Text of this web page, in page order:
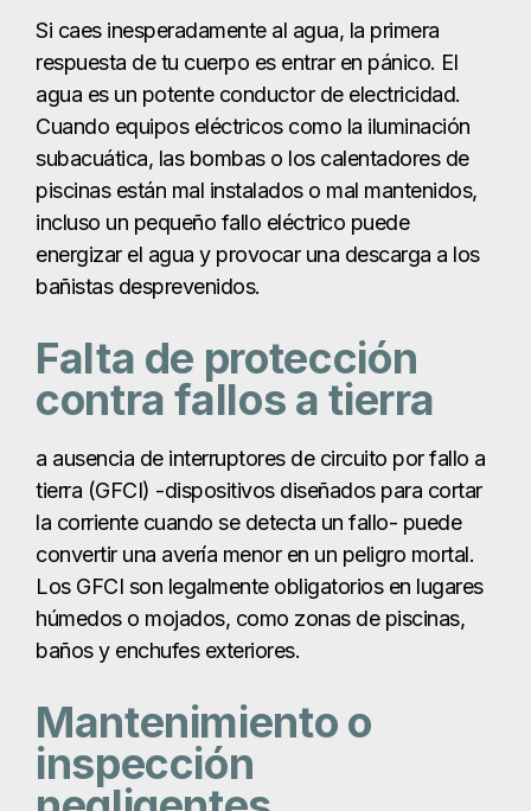
Si caes inesperadamente al agua, la primera
respuesta de tu cuerpo es entrar en pánico. El
agua es un potente conductor de electricidad.
Cuando equipos eléctricos como la iluminación
subacuática, las bombas o los calentadores de
piscinas están mal instalados o mal mantenidos,
incluso un pequeño fallo eléctrico puede
energizar el agua y provocar una descarga a los
bañistas desprevenidos.
Falta de protección
contra fallos a tierra
a ausencia de interruptores de circuito por fallo a
tierra (GFCI) -dispositivos diseñados para cortar
la corriente cuando se detecta un fallo- puede
convertir una avería menor en un peligro mortal.
Los GFCI son legalmente obligatorios en lugares
húmedos o mojados, como zonas de piscinas,
baños y enchufes exteriores.
Mantenimiento o
inspección